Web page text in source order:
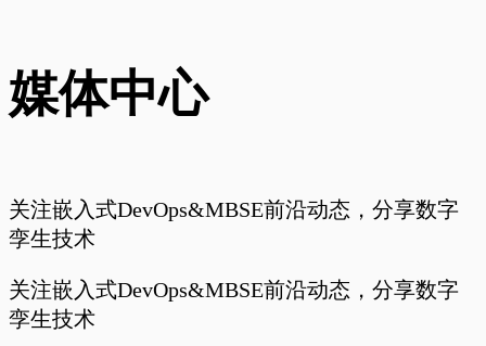
媒体中心
关注嵌入式DevOps&MBSE前沿动态，分享数字
孪生技术
关注嵌入式DevOps&MBSE前沿动态，分享数字
孪生技术